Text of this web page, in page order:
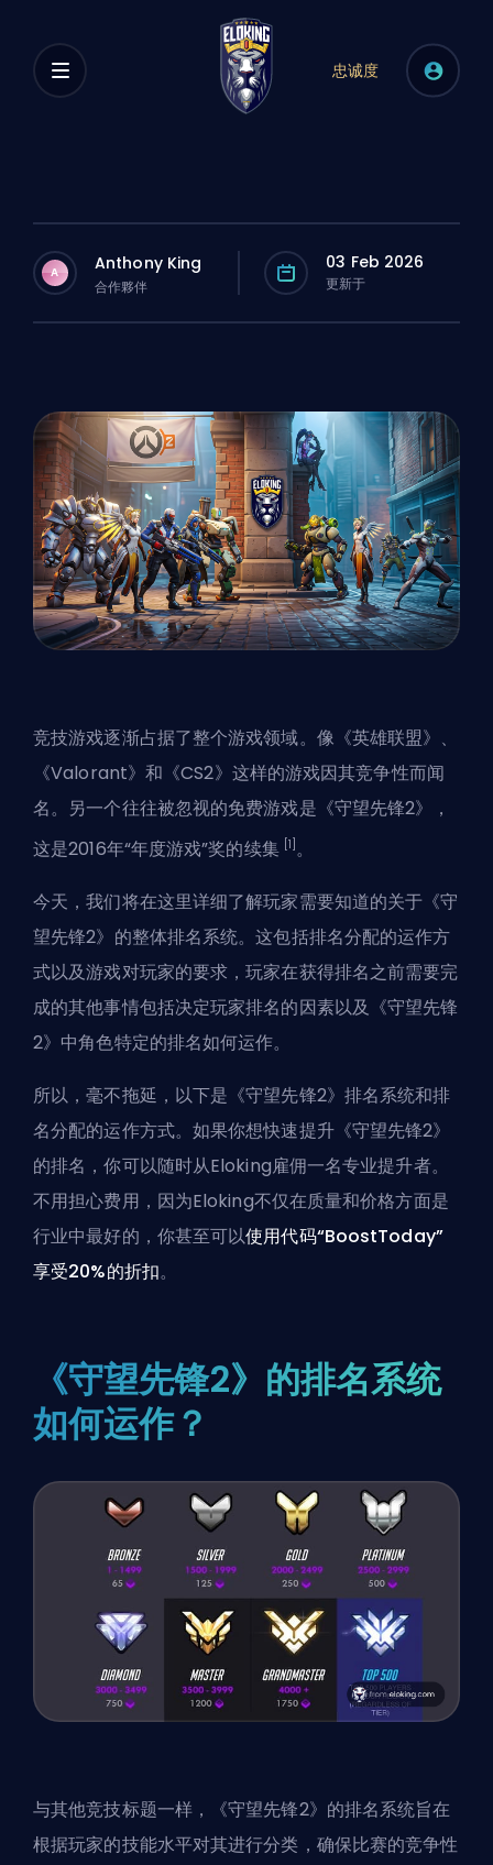
忠诚度
A Anthony King
合作夥伴
03 Feb 2026
更新于
竞技游戏逐渐占据了整个游戏领域。像《英雄联盟》、
《Valorant》和《CS2》这样的游戏因其竞争性而闻
名。另一个往往被忽视的免费游戏是《守望先锋2》，
这是2016年“年度游戏”奖的续集 [1] 。
今天，我们将在这里详细了解玩家需要知道的关于《守
望先锋2》的整体排名系统。这包括排名分配的运作方
式以及游戏对玩家的要求，玩家在获得排名之前需要完
成的其他事情包括决定玩家排名的因素以及《守望先锋
2》中角色特定的排名如何运作。
所以，毫不拖延，以下是《守望先锋2》排名系统和排
名分配的运作方式。如果你想快速提升《守望先锋2》
的排名，你可以随时从Eloking雇佣一名专业提升者。
不用担心费用，因为Eloking不仅在质量和价格方面是
行业中最好的，你甚至可以使用代码“BoostToday”
享受20%的折扣。
《守望先锋2》的排名系统
如何运作？
与其他竞技标题一样，《守望先锋2》的排名系统旨在
根据玩家的技能水平对其进行分类，确保比赛的竞争性